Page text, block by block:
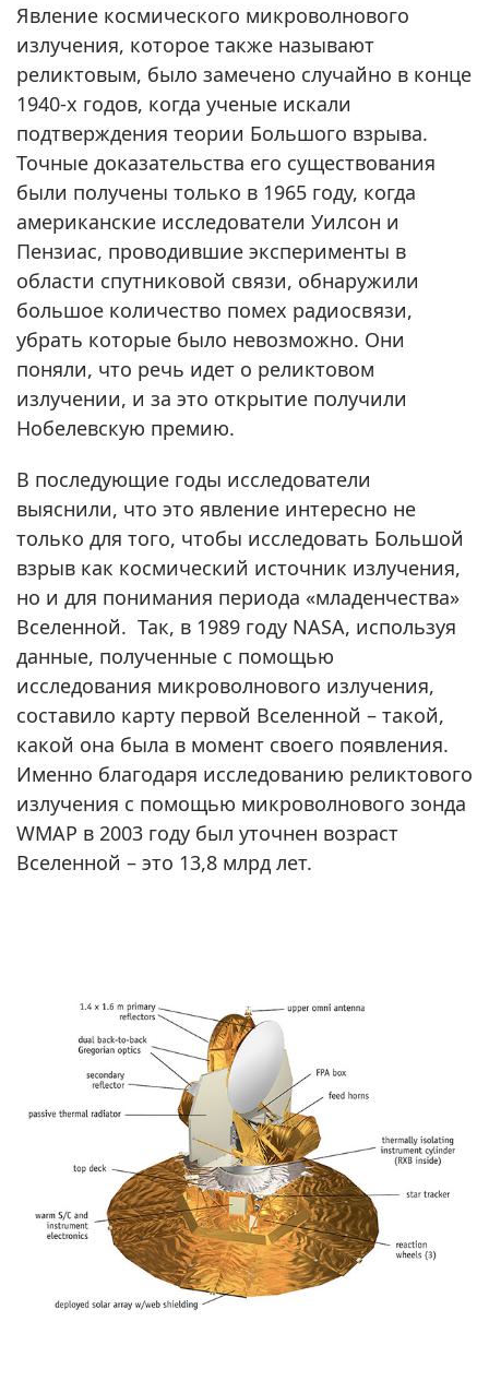
Явление космического микроволнового
излучения, которое также называют
реликтовым, было замечено случайно в конце
1940-х годов, когда ученые искали
подтверждения теории Большого взрыва.
Точные доказательства его существования
были получены только в 1965 году, когда
американские исследователи Уилсон и
Пензиас, проводившие эксперименты в
области спутниковой связи, обнаружили
большое количество помех радиосвязи,
убрать которые было невозможно. Они
поняли, что речь идет о реликтовом
излучении, и за это открытие получили
Нобелевскую премию.
В последующие годы исследователи
выяснили, что это явление интересно не
только для того, чтобы исследовать Большой
взрыв как космический источник излучения,
но и для понимания периода «младенчества»
Вселенной. Так, в 1989 году NASA, используя
данные, полученные с помощью
исследования микроволнового излучения,
составило карту первой Вселенной – такой,
какой она была в момент своего появления.
Именно благодаря исследованию реликтового
излучения с помощью микроволнового зонда
WMAP в 2003 году был уточнен возраст
Вселенной – это 13,8 млрд лет.